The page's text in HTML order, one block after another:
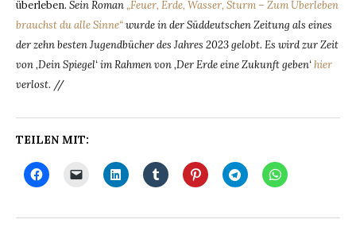
überleben. Sein Roman„Feuer, Erde, Wasser, Sturm – Zum Überleben
brauchst du alle Sinne“wurde in der Süddeutschen Zeitung als eines
der zehn besten Jugendbücher des Jahres 2023 gelobt. Es wird zur Zeit
von ‚Dein Spiegel‘ im Rahmen von ‚Der Erde eine Zukunft geben‘hier
verlost. //
TEILEN MIT: